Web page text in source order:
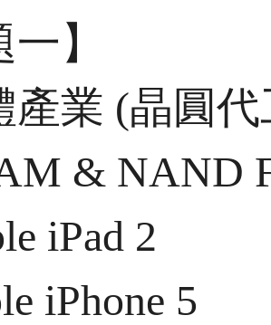
一】
產業 (晶圓
& NAND
iPad 2
iPhone 5